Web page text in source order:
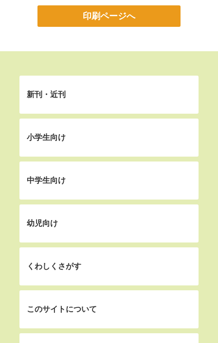
印刷ページへ
新刊・近刊
小学生向け
中学生向け
幼児向け
くわしくさがす
このサイトについて